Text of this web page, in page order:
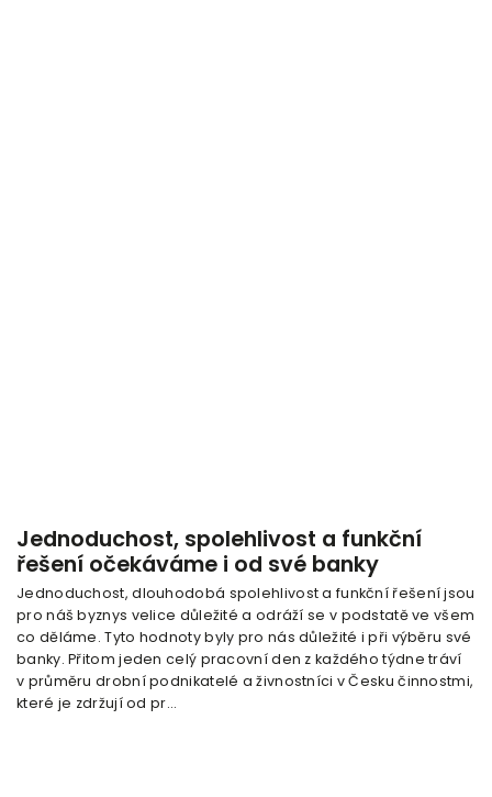
Jednoduchost, spolehlivost a funkční
řešení očekáváme i od své banky
Jednoduchost, dlouhodobá spolehlivost a funkční řešení jsou
pro náš byznys velice důležité a odráží se v podstatě ve všem
co děláme. Tyto hodnoty byly pro nás důležité i při výběru své
banky. Přitom jeden celý pracovní den z každého týdne tráví
v průměru drobní podnikatelé a živnostníci v Česku činnostmi,
které je zdržují od pr...